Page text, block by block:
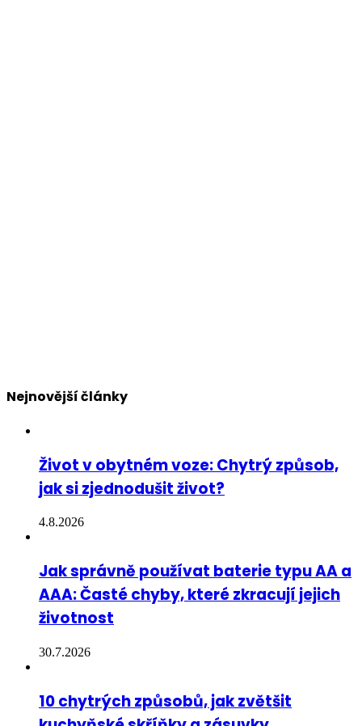
Nejnovější články
Život v obytném voze: Chytrý způsob,
jak si zjednodušit život?
4.8.2026
Jak správně používat baterie typu AA a
AAA: Časté chyby, které zkracují jejich
životnost
30.7.2026
10 chytrých způsobů, jak zvětšit